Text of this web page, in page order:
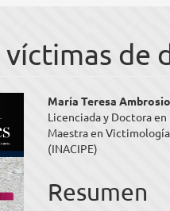
víctimas de
Contenido
principal
del
artículo
María Teresa
Licenciada y Doctora
Maestra en
(INACIPE)
Resumen